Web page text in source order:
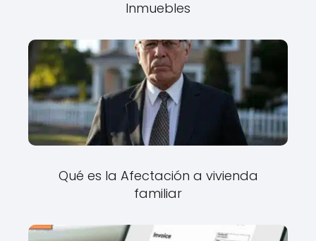
Inmuebles
Qué es la Afectación a vivienda
familiar